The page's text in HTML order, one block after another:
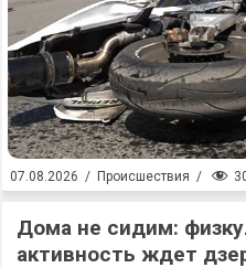
07.08.2026 / Происшествия /
Дома не сидим:
активность ждет